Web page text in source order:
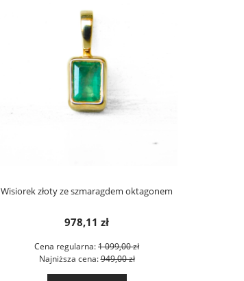
Wisiorek złoty ze szmaragdem oktagonem
978,11 zł
Cena regularna:1 099,00 zł
Najniższa cena:949,00 zł